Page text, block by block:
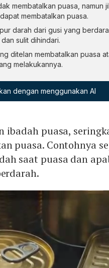
membatalkan puasa, namun
membatalkan puasa.
darah dari gusi yang
sulit dihindari.
ditelan membatalkan puasa
melakukannya.
dengan menggunakan AI
ibadah puasa,
puasa. Contohnya
saat puasa dan